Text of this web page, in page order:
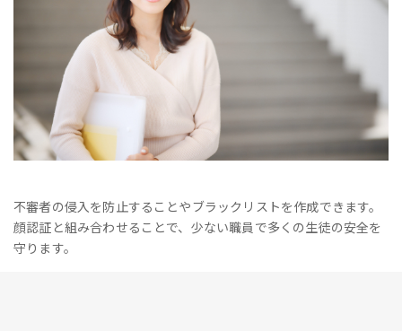
不審者の侵入を防止することやブラックリストを作成できます。
顔認証と組み合わせることで、少ない職員で多くの生徒の安全を
守ります。